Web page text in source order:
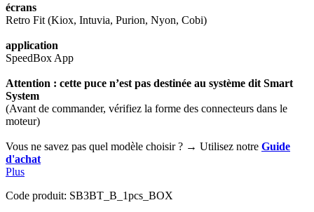
écrans
Retro Fit (Kiox, Intuvia, Purion, Nyon, Cobi)
application
SpeedBox App
Attention : cette puce n’est pas destinée au système dit Smart
System
(Avant de commander, vérifiez la forme des connecteurs dans le
moteur)
Vous ne savez pas quel modèle choisir ? → Utilisez notre Guide
d'achat
Plus
Code produit: SB3BT_B_1pcs_BOX